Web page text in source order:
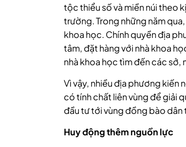
tộc thiểu số và miền núi theo
trường.Trong những năm
khoa học. Chính quyền địa
tâm, đặt hàng với nhà khoa
nhà khoa học tìm đến các sở,
Vì vậy, nhiều địa phương kiến
có tính chất liên vùng để giải
đầu tư tới vùng đồng bào dân
Huy động thêm nguồn lực